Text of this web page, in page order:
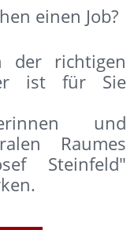
einen Job?
der richtigen
ist für Sie
und
Raumes
Steinfeld"